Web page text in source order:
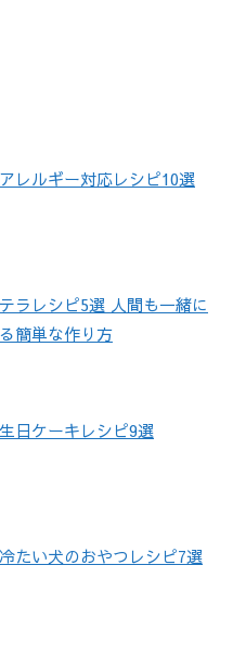
レルギー対応レシピ10選
ラレシピ5選 人間も一緒に
簡単な作り方
日ケーキレシピ9選
たい犬のおやつレシピ7選